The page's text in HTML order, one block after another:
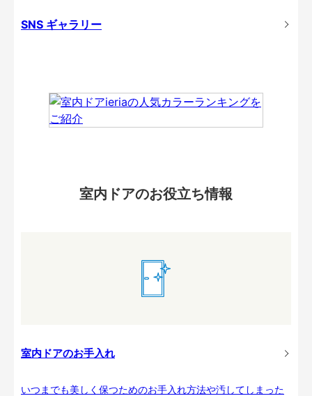
SNS ギャラリー
室内ドアのお役立ち情報
室内ドアのお手入れ
いつまでも美しく保つためのお手入れ方法や汚してしまった